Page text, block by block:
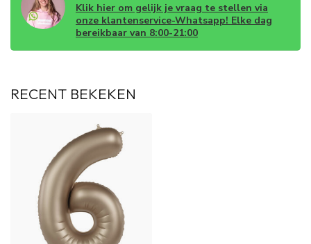
Klik hier om gelijk je vraag te stellen via
onze klantenservice-Whatsapp! Elke dag
bereikbaar van 8:00-21:00
RECENT BEKEKEN